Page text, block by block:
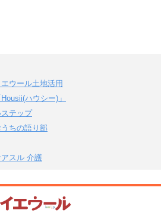
ウール土地活用
ハウシー)」
テップ
ちの語り部
スル 介護